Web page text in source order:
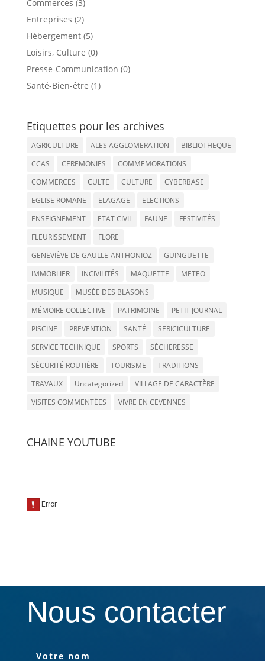
Commerces (3)
Entreprises (2)
Hébergement (5)
Loisirs, Culture (0)
Presse-Communication (0)
Santé-Bien-être (1)
Etiquettes pour les archives
AGRICULTURE ALES AGGLOMERATION
BIBLIOTHEQUE
CCAS
CEREMONIES
COMMEMORATIONS
COMMERCES
CULTE CULTURE
CYBERBASE
EGLISE ROMANE
ELAGAGE
ELECTIONS
ENSEIGNEMENT
ETAT CIVIL FAUNE
FESTIVITÉS
FLEURISSEMENT
FLORE
GENEVIÈVE DE GAULLE-ANTHONIOZ
GUINGUETTE
IMMOBLIER
INCIVILITÉS MAQUETTE
METEO
MUSIQUE
MUSÉE DES BLASONS
MÉMOIRE COLLECTIVE
PATRIMOINE
PETIT JOURNAL
PISCINE
PREVENTION SANTÉ
SERICICULTURE
SERVICE TECHNIQUE
SPORTS
SÉCHERESSE
SÉCURITÉ ROUTIÈRE
TOURISME
TRADITIONS
TRAVAUX
Uncategorized
VILLAGE DE CARACTÈRE
VISITES COMMENTÉES
VIVRE EN CEVENNES
CHAINE YOUTUBE
Nous contacter